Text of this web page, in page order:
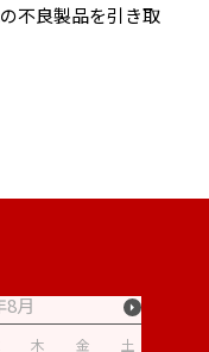
不良製品を引き取
8月
木 金 土